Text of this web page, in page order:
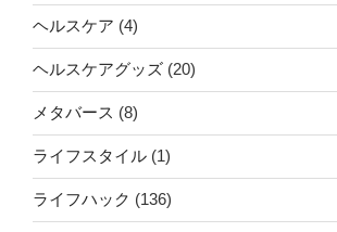
ヘルスケア (4)
ヘルスケアグッズ (20)
メタバース (8)
ライフスタイル (1)
ライフハック (136)